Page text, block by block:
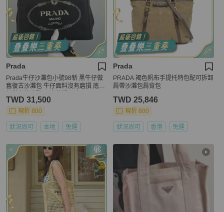
Prada
Prada牛仔沙灘包小號98新 黑牛仔做
舊復古沙灘包 牛仔面料沒有磨損 底釘
TWD 31,500
現折 800
狀況尚可 本地 免運
Prada
PRADA 褐色帆布手提托特包配可拆卸
肩帶沙灘包肩背包
TWD 25,846
現折 800
狀況尚可 香港 免運